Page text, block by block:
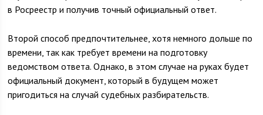
в Росреестр и получив точный официальный ответ.
Второй способ предпочтительнее, хотя немного дольше по
времени, так как требует времени на подготовку
ведомством ответа. Однако, в этом случае на руках будет
официальный документ, который в будущем может
пригодиться на случай судебных разбирательств.